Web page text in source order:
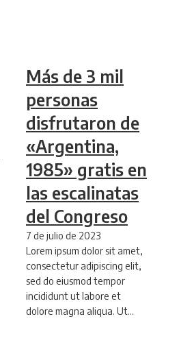
Más de 3 mil
personas
disfrutaron de
«Argentina,
1985» gratis en
las escalinatas
del Congreso
7 de julio de 2023
Lorem ipsum dolor sit amet,
consectetur adipiscing elit,
sed do eiusmod tempor
incididunt ut labore et
dolore magna aliqua. Ut…